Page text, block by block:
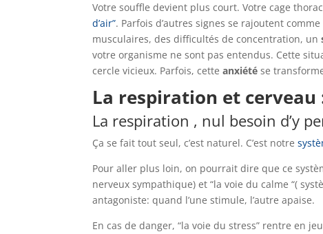
Votre souffle devient plus court. Votre cage
d’air”. Parfois d’autres signes se rajoutent
musculaires, des difficultés de concentration, un
votre organisme ne sont pas entendus. Cette
cercle vicieux. Parfois, cetteanxiétése
La respiration et
La respiration , nul besoin d’y
Ça se fait tout seul, c’est naturel. C’est notre
Pour aller plus loin, on pourrait dire que ce
nerveux sympathique) et “la voie du calme “(
antagoniste: quand l’une stimule, l’autre apaise.
En cas de danger, “la voie du stress” rentre en